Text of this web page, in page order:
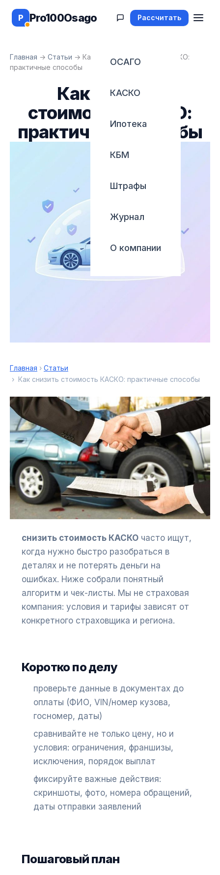
P Pro100Osago Рассчитать
ОСАГО
КАСКО
Ипотека
КБМ
Штрафы
Журнал
О компании
Главная → Статьи → Как снизить стоимость КАСКО:
практичные способы
Как снизить
стоимость КАСКО:
практичные способы
Главная › Статьи
› Как снизить стоимость КАСКО: практичные способы
снизить стоимость КАСКО часто ищут,
когда нужно быстро разобраться в
деталях и не потерять деньги на
ошибках. Ниже собрали понятный
алгоритм и чек-листы. Мы не страховая
компания: условия и тарифы зависят от
конкретного страховщика и региона.
Коротко по делу
проверьте данные в документах до
оплаты (ФИО, VIN/номер кузова,
госномер, даты)
сравнивайте не только цену, но и
условия: ограничения, франшизы,
исключения, порядок выплат
фиксируйте важные действия:
скриншоты, фото, номера обращений,
даты отправки заявлений
Пошаговый план